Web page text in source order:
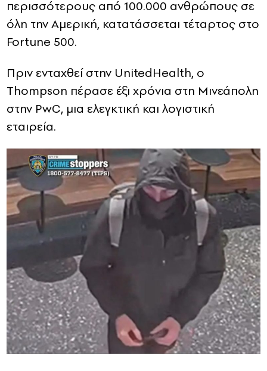
περισσότερους από 100.000 ανθρώπους σε
όλη την Αμερική, κατατάσσεται τέταρτος στο
Fortune 500.
Πριν ενταχθεί στην UnitedHealth, ο
Thompson πέρασε έξι χρόνια στη Μινεάπολη
στην PwC, μια ελεγκτική και λογιστική
εταιρεία.